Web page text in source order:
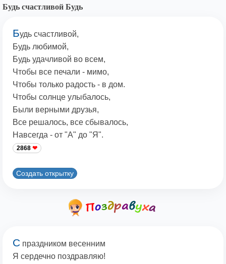
Будь счастливой Будь
Будь счастливой,
Будь любимой,
Будь удачливой во всем,
Чтобы все печали - мимо,
Чтобы только радость - в дом.
Чтобы солнце улыбалось,
Были верными друзья,
Все решалось, все сбывалось,
Навсегда - от "А" до "Я".
2868
Создать открытку
С праздником весенним
Я сердечно поздравляю!